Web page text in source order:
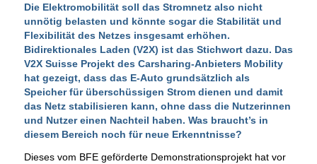
Die Elektromobilität soll das Stromnetz also nicht
unnötig belasten und könnte sogar die Stabilität und
Flexibilität des Netzes insgesamt erhöhen.
Bidirektionales Laden (V2X) ist das Stichwort dazu. Das
V2X Suisse Projekt des Carsharing-Anbieters Mobility
hat gezeigt, dass das E-Auto grundsätzlich als
Speicher für überschüssigen Strom dienen und damit
das Netz stabilisieren kann, ohne dass die Nutzerinnen
und Nutzer einen Nachteil haben. Was braucht’s in
diesem Bereich noch für neue Erkenntnisse?
Dieses vom BFE geförderte Demonstrationsprojekt hat vor